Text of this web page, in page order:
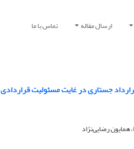
ارسال مقاله تماس با ما
جستاری در غایت مسئولیت قراردادی
رضایی‌نژاد